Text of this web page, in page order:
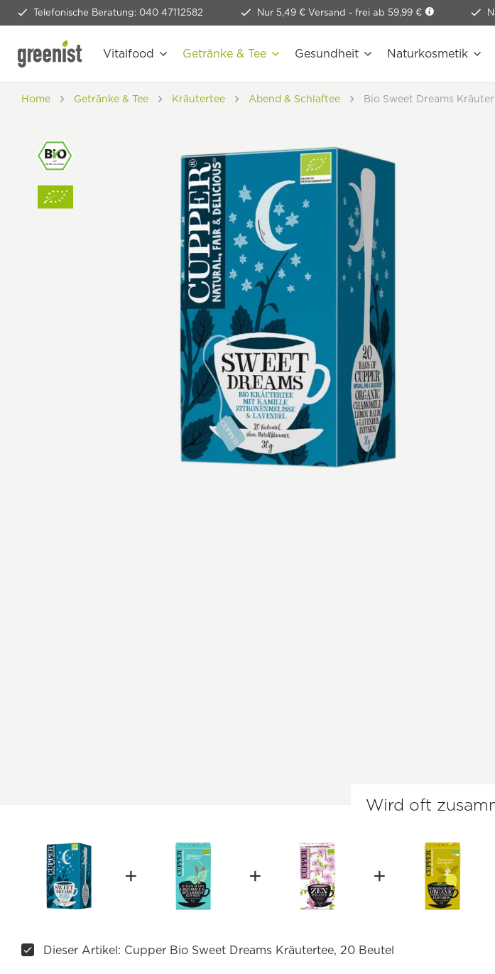
Telefonische Beratung: 040 47112582 Nur 5,49 € Versand - frei ab 59,99 €
Vitalfood Getränke & Tee Gesundheit Naturkosmetik
Home Getränke & Tee Kräutertee Abend & Schlaftee Bio Sweet Dreams
Wird oft
Dieser Artikel: Cupper Bio Sweet Dreams Kräutertee, 20 Beutel